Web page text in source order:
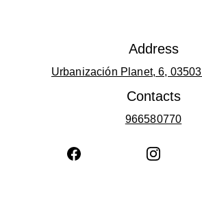
Address
Urbanización Planet, 6, 03503
Contacts
966580770